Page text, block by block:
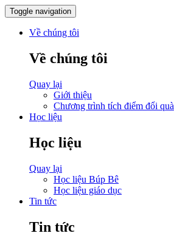
Toggle navigation
Về chúng tôi
Về chúng tôi
Quay lại
Giới thiệu
Chương trình tích điểm đổi quà
Học liệu
Học liệu
Quay lại
Học liệu Búp Bê
Học liệu giáo dục
Tin tức
Tin tức